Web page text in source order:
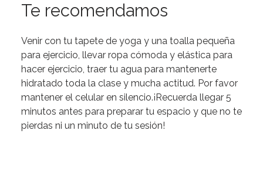
Te recomendamos
Venir con tu tapete de yoga y una toalla pequeña
para ejercicio, llevar ropa cómoda y elástica para
hacer ejercicio, traer tu agua para mantenerte
hidratado toda la clase y mucha actitud. Por favor
mantener el celular en silencio.¡Recuerda llegar 5
minutos antes para preparar tu espacio y que no te
pierdas ni un minuto de tu sesión!